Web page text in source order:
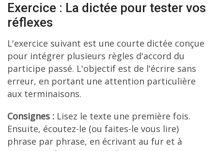
Exercice : La dictée pour tester vos
réflexes
L'exercice suivant est une courte dictée conçue
pour intégrer plusieurs règles d'accord du
participe passé. L'objectif est de l'écrire sans
erreur, en portant une attention particulière
aux terminaisons.
Consignes : Lisez le texte une première fois.
Ensuite, écoutez-le (ou faites-le vous lire)
phrase par phrase, en écrivant au fur et à